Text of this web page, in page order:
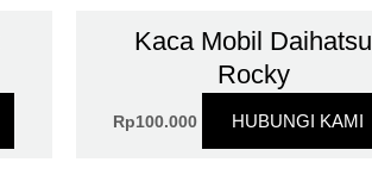
Kaca Mobil Daihatsu
Rocky
Rp100.000 HUBUNGI KAMI